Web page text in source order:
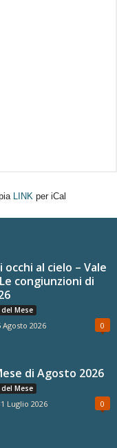
LINK per iCal
occhi al cielo – Vale
congiunzioni di
Mese
Agosto 2026 0
di Agosto 2026
Mese
Luglio 2026 0